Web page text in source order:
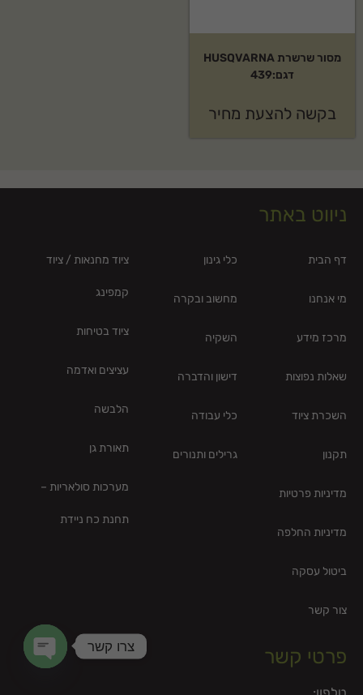
מסור שרשרת HUSQVARNA
דגם:439
בקשה להצעת מחיר
ניווט באתר
דף הבית
מי אנחנו
מרכז מידע
שאלות נפוצות
השכרת ציוד
תקנון
מדיניות פרטיות
מדיניות החלפה
ביטול עסקה
צור קשר
כלי גינון
מחשוב ובקרה
השקיה
דישון והדברה
כלי עבודה
גרילים ותנורים
ציוד מחנאות / ציוד
קמפינג
ציוד בטיחות
עציצים ואדמה
הלבשה
תאורת גן
מערכות סולאריות –
תחנת כח ניידת
פרטי קשר צרו קשר